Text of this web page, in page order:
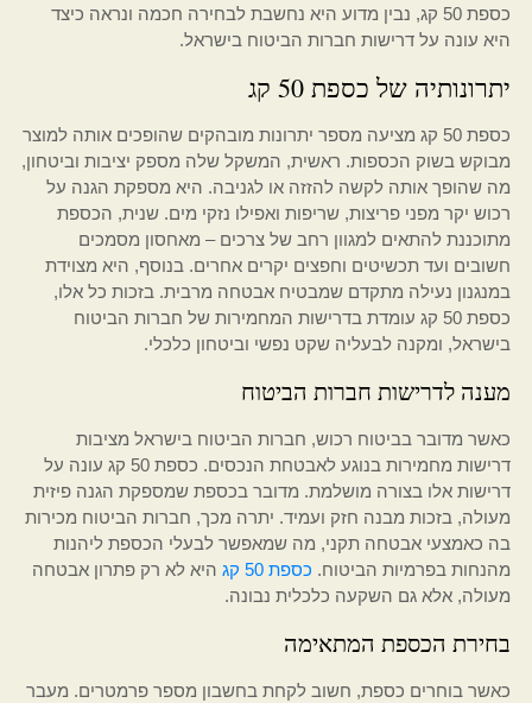
כספת 50 קג, נבין מדוע היא נחשבת לבחירה חכמה ונראה כיצד
היא עונה על דרישות חברות הביטוח בישראל.
יתרונותיה של כספת 50 קג
כספת 50 קג מציעה מספר יתרונות מובהקים שהופכים אותה למוצר
מבוקש בשוק הכספות. ראשית, המשקל שלה מספק יציבות וביטחון,
מה שהופך אותה לקשה להזזה או לגניבה. היא מספקת הגנה על
רכוש יקר מפני פריצות, שריפות ואפילו נזקי מים. שנית, הכספת
מתוכננת להתאים למגוון רחב של צרכים – מאחסון מסמכים
חשובים ועד תכשיטים וחפצים יקרים אחרים. בנוסף, היא מצוידת
במנגנון נעילה מתקדם שמבטיח אבטחה מרבית. בזכות כל אלו,
כספת 50 קג עומדת בדרישות המחמירות של חברות הביטוח
בישראל, ומקנה לבעליה שקט נפשי וביטחון כלכלי.
מענה לדרישות חברות הביטוח
כאשר מדובר בביטוח רכוש, חברות הביטוח בישראל מציבות
דרישות מחמירות בנוגע לאבטחת הנכסים. כספת 50 קג עונה על
דרישות אלו בצורה מושלמת. מדובר בכספת שמספקת הגנה פיזית
מעולה, בזכות מבנה חזק ועמיד. יתרה מכך, חברות הביטוח מכירות
בה כאמצעי אבטחה תקני, מה שמאפשר לבעלי הכספת ליהנות
מהנחות בפרמיות הביטוח. כספת 50 קג
היא לא רק פתרון אבטחה
מעולה, אלא גם השקעה כלכלית נבונה.
בחירת הכספת המתאימה
כאשר בוחרים כספת, חשוב לקחת בחשבון מספר פרמטרים. מעבר